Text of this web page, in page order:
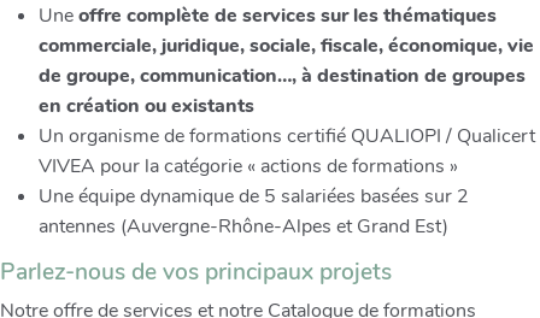
Uneoffre complète de services sur les thématiques
commerciale, juridique, sociale, fiscale, économique, vie
de groupe, communication…, à destination de groupes
en création ou existants
Un organisme de formations certifié QUALIOPI / Qualicert
VIVEA pour la catégorie « actions de formations »
Une équipe dynamique de 5 salariées basées sur 2
antennes (Auvergne-Rhône-Alpes et Grand Est)
Parlez-nous de vos principaux projets
Notre offre de services et notre Catalogue de formations